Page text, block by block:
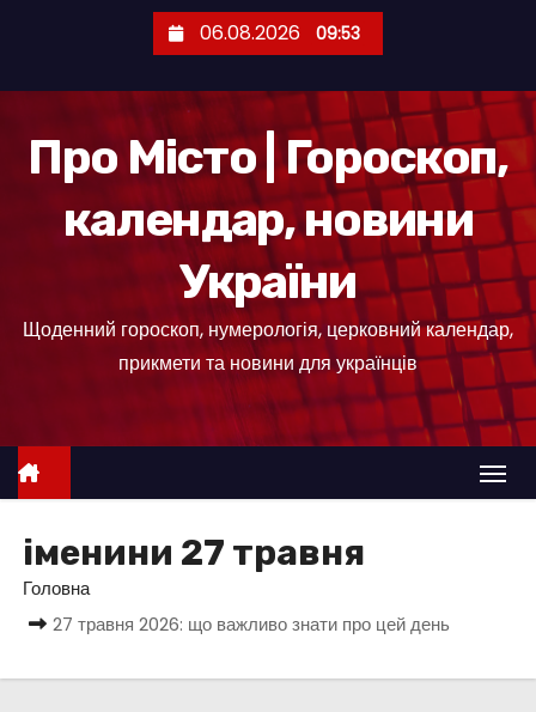
е
06.08.2026 09:53
Про Місто | Гороскоп,
календар, новини
України
Щоденний гороскоп, нумерологія, церковний календар,
прикмети та новини для українців
іменини 27 травня
Головна
27 травня 2026: що важливо знати про цей день